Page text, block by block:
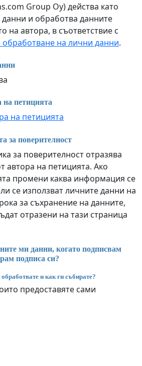
Group Oy) действа като
и обработва данните
на автора, в съответствие с
на лични данни.
на петицията
на петицията
за поверителност
за поверителност отразява
автора на петицията. Ако
промени каква информация се
се използват личните данни на
за съхранение на данните,
отразени на тази страница
ми данни, когато подписвам
подписа си?
и как ги събирате?
предоставяте сами